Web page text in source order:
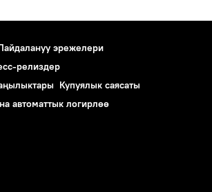
эрежелери
релиздер
Купуялык саясаты
автоматтык логирлөө